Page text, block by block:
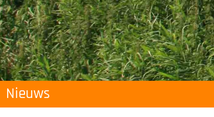
Nieuws